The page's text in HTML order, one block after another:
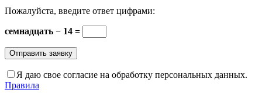
Пожалуйста, введите ответ цифрами:
семнадцать − 14 =
Я даю свое согласие на обработку персональных данных.
Правила